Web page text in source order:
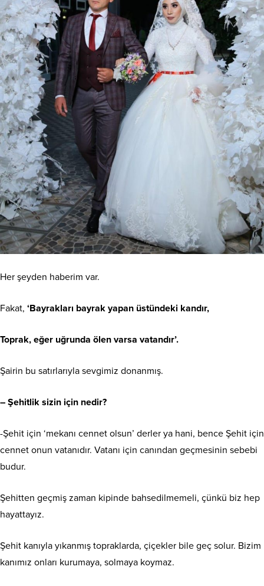
Her şeyden haberim var.
Fakat, ‘Bayrakları bayrak yapan üstündeki kandır,
Toprak, eğer uğrunda ölen varsa vatandır’.
Şairin bu satırlarıyla sevgimiz donanmış.
– Şehitlik sizin için nedir?
-Şehit için ‘mekanı cennet olsun’ derler ya hani, bence Şehit için
cennet onun vatanıdır. Vatanı için canından geçmesinin sebebi
budur.
Şehitten geçmiş zaman kipinde bahsedilmemeli, çünkü biz hep
hayattayız.
Şehit kanıyla yıkanmış topraklarda, çiçekler bile geç solur. Bizim
kanımız onları kurumaya, solmaya koymaz.